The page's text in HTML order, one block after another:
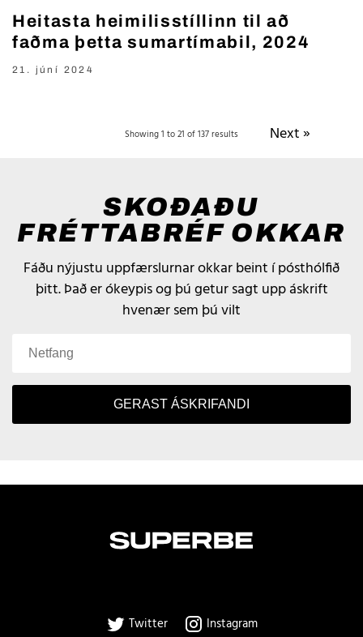
Heitasta heimilisstíllinn til að
faðma þetta sumartímabil, 2024
21. júní 2024
Showing 1 to 21 of 137 results Next »
SKOÐAÐU
FRÉTTABRÉF OKKAR
Fáðu nýjustu uppfærslurnar okkar beint í pósthólfið
þitt.Það er ókeypis og þú getur sagt upp áskrift
hvenær sem þú vilt
GERAST ÁSKRIFANDI
Twitter Instagram